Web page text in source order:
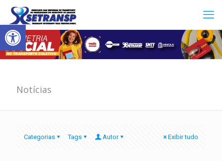
Abrir a barra de ferramentas
Notícias
Categorias Tags Autor Exibir tudo